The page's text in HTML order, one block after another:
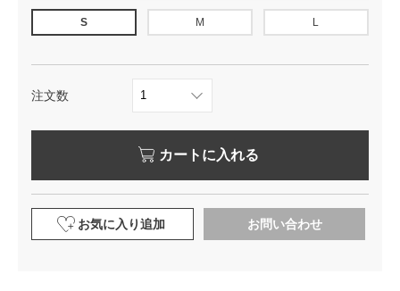
S M L
注文数
カートに入れる
お気に入り追加 お問い合わせ